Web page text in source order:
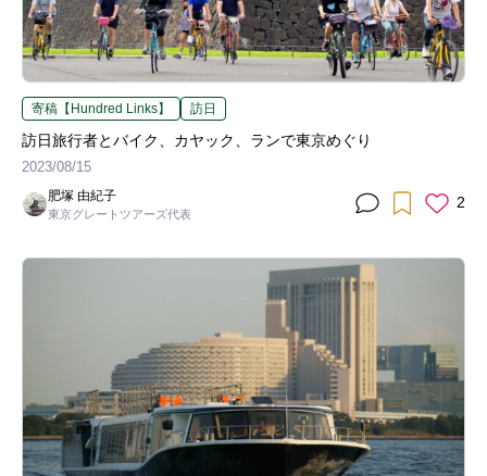
寄稿【Hundred Links】 訪日
訪日旅行者とバイク、カヤック、ランで東京めぐり
2023/08/15
肥塚 由紀子
東京グレートツアーズ代表
2